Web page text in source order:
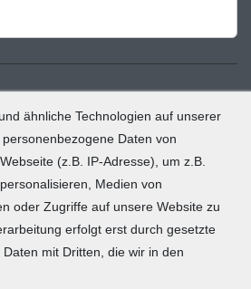
ähnliche Technologien auf unserer
Daten von
(z.B. IP-Adresse), um z.B.
Medien von
oder Zugriffe auf unsere Website zu
erfolgt erst durch gesetzte
mit Dritten, die wir in den